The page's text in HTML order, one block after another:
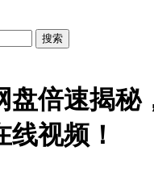
盘倍速揭秘
视频！